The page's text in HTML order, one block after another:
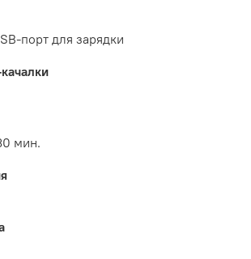
порт для зарядки
мин.